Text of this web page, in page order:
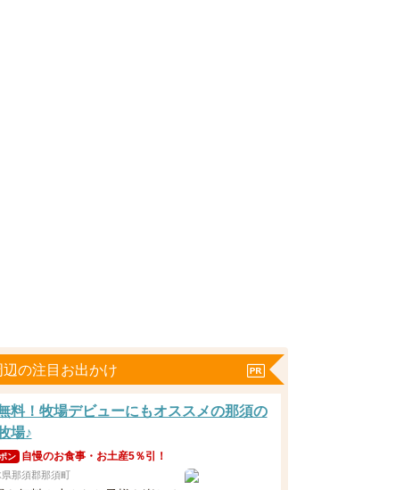
辺の注目お出かけ
料！牧場デビューにもオススメの那須の
場♪
ン 自慢のお食事・お土産5％引！
那須郡那須町